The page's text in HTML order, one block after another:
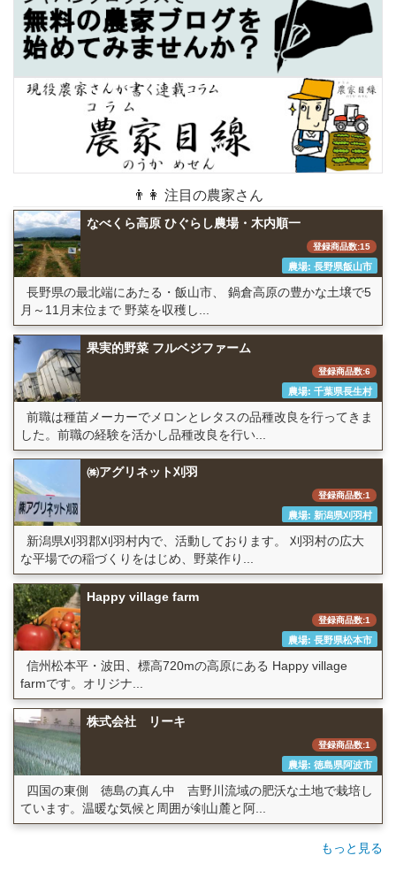
👨👩 注目の農家さん
なべくら高原 ひぐらし農場・木内順一
登録商品数:15
農場: 長野県飯山市
長野県の最北端にあたる・飯山市、 鍋倉高原の豊かな土壌で5
月～11月末位まで 野菜を収穫し...
果実的野菜 フルベジファーム
登録商品数:6
農場: 千葉県長生村
前職は種苗メーカーでメロンとレタスの品種改良を行ってきま
した。前職の経験を活かし品種改良を行い...
㈱アグリネット刈羽
登録商品数:1
農場: 新潟県刈羽村
新潟県刈羽郡刈羽村内で、活動しております。 刈羽村の広大
な平場での稲づくりをはじめ、野菜作り...
Happy village farm
登録商品数:1
農場: 長野県松本市
信州松本平・波田、標高720mの高原にある Happy village
farmです。オリジナ...
株式会社 リーキ
登録商品数:1
農場: 徳島県阿波市
四国の東側 徳島の真ん中 吉野川流域の肥沃な土地で栽培し
ています。温暖な気候と周囲が剣山麓と阿...
もっと見る